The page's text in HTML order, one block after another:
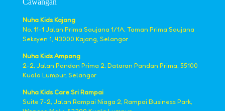
Cawangan
Nuha Kids Kajang
No. 11-1 Jalan Prima Saujana 1/1A, Taman Prima Saujana
Seksyen 1, 43000 Kajang, Selangor
Nuha Kids Ampang
2-2, Jalan Pandan Prima 2, Dataran Pandan Prima, 55100
Kuala Lumpur, Selangor
Nuha Kids Care Sri Rampai
Suite 7-2, Jalan Rampai Niaga 2, Rampai Business Park,